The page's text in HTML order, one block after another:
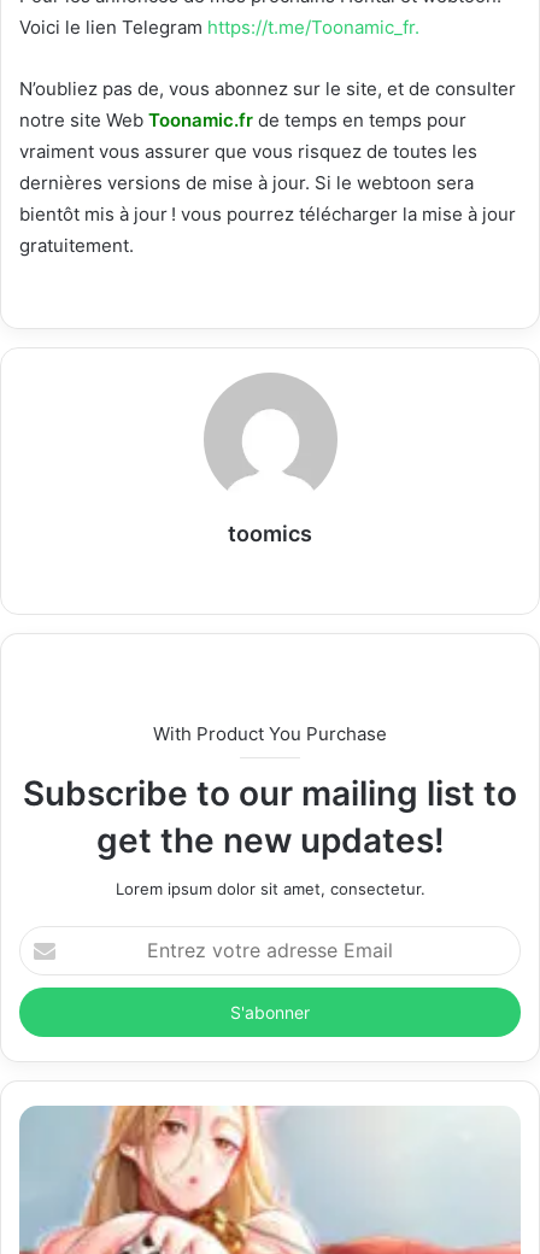
Voici le lien Telegram https://t.me/Toonamic_fr.
N’oubliez pas de, vous abonnez sur le site, et de consulter
notre site Web Toonamic.fr de temps en temps pour
vraiment vous assurer que vous risquez de toutes les
dernières versions de mise à jour. Si le webtoon sera
bientôt mis à jour ! vous pourrez télécharger la mise à jour
gratuitement.
toomics
b
e
With Product You Purchase
Subscribe to our mailing list to
get the new updates!
Lorem ipsum dolor sit amet, consectetur.
E
n
r
z
o
d